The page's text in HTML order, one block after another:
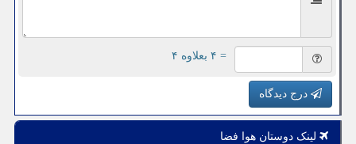
= ۴ بعلاوه ۴
درج دیدگاه
لینک دوستان هوا فضا